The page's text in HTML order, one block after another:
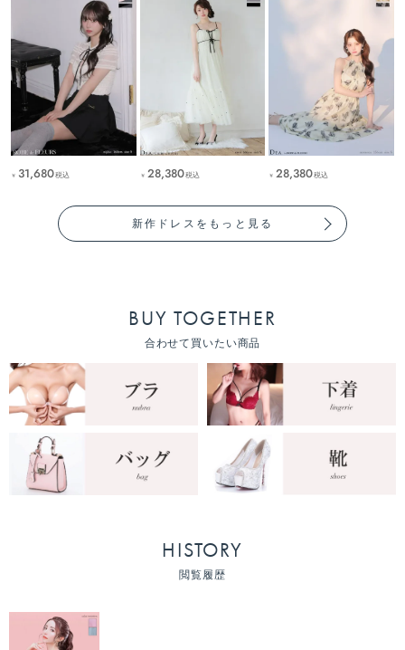
￥ 31,680税込 ￥ 28,380税込 ￥ 28,380税込
新作ドレスをもっと見る
BUY TOGETHER
合わせて買いたい商品
HISTORY
閲覧履歴